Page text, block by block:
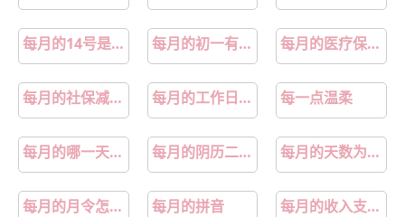
每月的14号是什么情人节 每月的初一有啥讲究吗 每月的医疗保险缴纳有没有限制时间吗
每月的社保减员日期 每月的工作日天数 每一点温柔
每月的哪一天不是好日子 每月的阴历二十三日子有什么讲究 每月的天数为什么不一样
每月的月令怎么排 每月的拼音 每月的收入支出表格